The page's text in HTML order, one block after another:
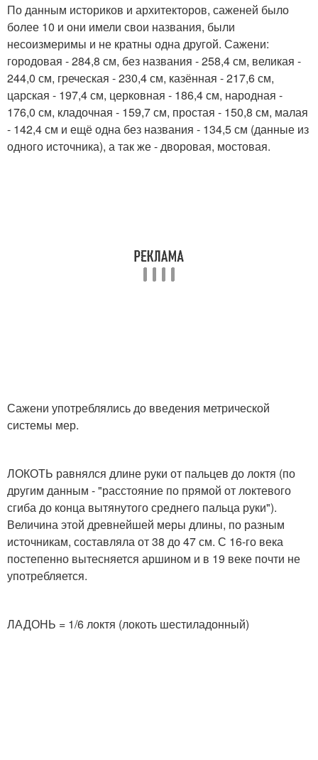
По данным историков и архитекторов, саженей было
более 10 и они имели свои названия, были
несоизмеримы и не кратны одна другой. Сажени:
городовая - 284,8 см, без названия - 258,4 см, великая -
244,0 см, греческая - 230,4 см, казённая - 217,6 см,
царская - 197,4 см, церковная - 186,4 см, народная -
176,0 см, кладочная - 159,7 см, простая - 150,8 см, малая
- 142,4 см и ещё одна без названия - 134,5 см (данные из
одного источника), а так же - дворовая, мостовая.
Сажени употреблялись до введения метрической
системы мер.
ЛОКОТЬ равнялся длине руки от пальцев до локтя (по
другим данным - "расстояние по прямой от локтевого
сгиба до конца вытянутого среднего пальца руки").
Величина этой древнейшей меры длины, по разным
источникам, составляла от 38 до 47 см. С 16-го века
постепенно вытесняется аршином и в 19 веке почти не
употребляется.
ЛАДОНЬ = 1/6 локтя (локоть шестиладонный)